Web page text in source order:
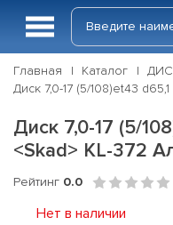
Главная Каталог
Диск 7,0-17 (5/108)et43
Диск 7,0-17 (5/
<Skad> KL-372
Рейтинг 0.0
Нет в наличии